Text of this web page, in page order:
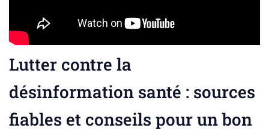
Lutter contre la
désinformation santé : sources
fiables et conseils pour un bon